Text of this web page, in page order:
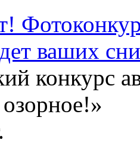
ваших
конкурс